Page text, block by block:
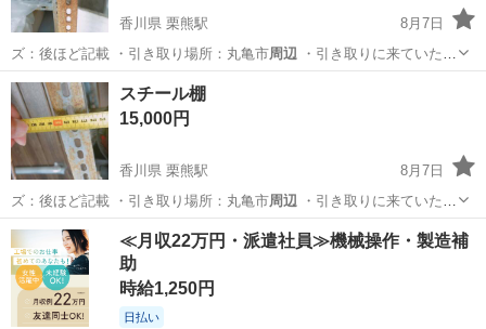
香川県 栗熊駅
8月7日
ズ：後ほど記載 ・引き取り場所：丸亀市周辺
・引き取りに来ていただ
ける方限定 多…
香川 丸亀市
スチール棚
15,000円
香川県 栗熊駅
8月7日
ズ：後ほど記載 ・引き取り場所：丸亀市周辺 ・引き取りに来ていただ
ける方限定 …
香川 丸亀市 栗熊駅 その他 スチール棚
≪月収22万円・派遣社員≫機械操作・製造補
助
時給1,250円
日払い